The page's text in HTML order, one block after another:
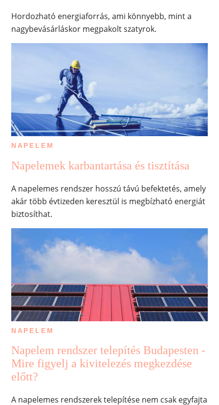
Hordozható energiaforrás, ami könnyebb, mint a
nagybevásárláskor megpakolt szatyrok.
NAPELEM
Napelemek karbantartása és tisztítása
A napelemes rendszer hosszú távú befektetés, amely
akár több évtizeden keresztül is megbízható energiát
biztosíthat.
NAPELEM
Napelem rendszer telepítés Budapesten -
Mire figyelj a kivitelezés megkezdése
előtt?
A napelemes rendszerek telepítése nem csak egyfajta